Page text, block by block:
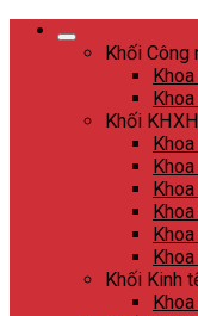
Skip
Khối Công
Khối
Khối Kinh